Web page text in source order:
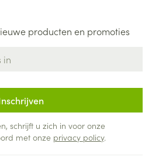
producten en promoties
schrijft u zich in voor onze
met onze privacy policy.